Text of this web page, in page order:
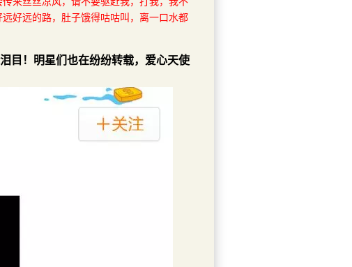
好远的路，肚子饿得咕咕叫，离一口水都
目！明星们也在纷纷转载，爱心天使